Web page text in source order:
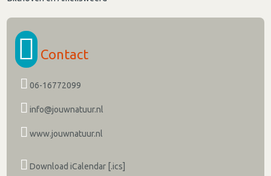
Contact
06-16772099
info@jouwnatuur.nl
www.jouwnatuur.nl
Download iCalendar [.ics]